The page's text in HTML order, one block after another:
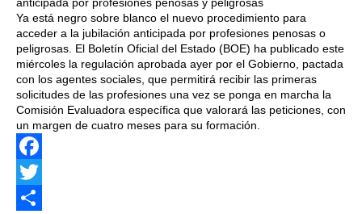
Ya está negro sobre blanco el nuevo procedimiento para
acceder a la jubilación anticipada por profesiones penosas o
peligrosas. El Boletín Oficial del Estado (BOE) ha publicado este
miércoles la regulación aprobada ayer por el Gobierno, pactada
con los agentes sociales, que permitirá recibir las primeras
solicitudes de las profesiones una vez se ponga en marcha la
Comisión Evaluadora específica que valorará las peticiones, con
un margen de cuatro meses para su formación.
Facebook
Twitter